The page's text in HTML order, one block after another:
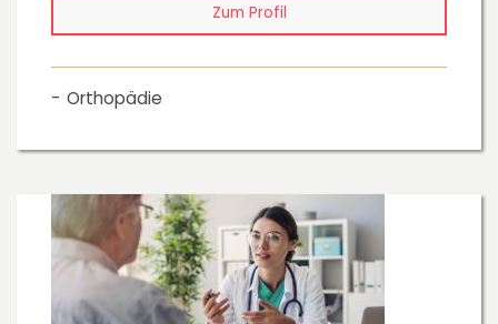
Zum Profil
Orthopädie